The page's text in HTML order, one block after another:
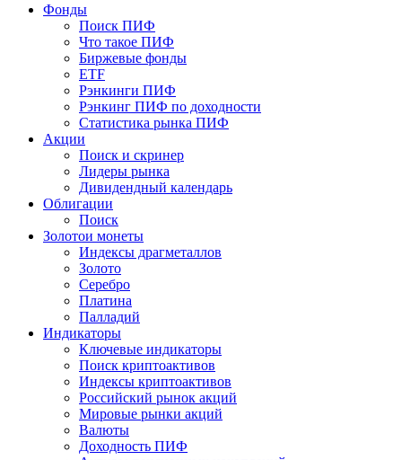
Фонды
Поиск ПИФ
Что такое ПИФ
Биржевые фонды
ETF
Рэнкинги ПИФ
Рэнкинг ПИФ по доходности
Статистика рынка ПИФ
Акции
Поиск и скринер
Лидеры рынка
Дивидендный календарь
Облигации
Поиск
Золотои монеты
Индексы драгметаллов
Золото
Серебро
Платина
Палладий
Индикаторы
Ключевые индикаторы
Поиск криптоактивов
Индексы криптоактивов
Российский рынок акций
Мировые рынки акций
Валюты
Доходность ПИФ